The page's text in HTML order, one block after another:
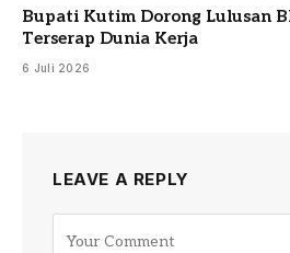
Bupati Kutim Dorong Lulusan
Terserap Dunia Kerja
6 Juli 2026
LEAVE A REPLY